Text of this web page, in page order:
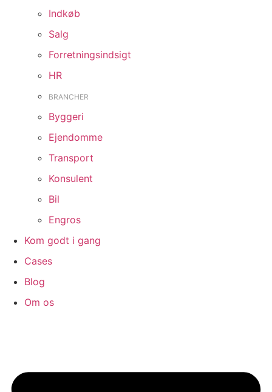
Indkøb
Salg
Forretningsindsigt
HR
BRANCHER
Byggeri
Ejendomme
Transport
Konsulent
Bil
Engros
Kom godt i gang
Cases
Blog
Om os